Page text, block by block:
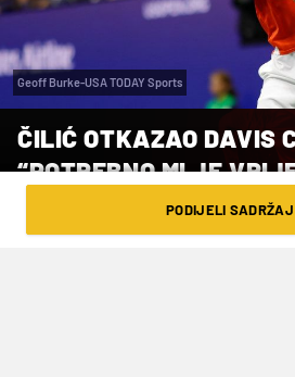
Geoff Burke-USA TODAY Sports
ČILIĆ OTKAZAO DAVIS
“POTREBNO MI JE
PODIJELI SADRŽAJ